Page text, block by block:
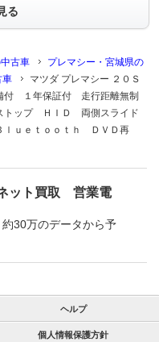
る
古車
プレマシー・宮城県の
車
マツダ プレマシー ２０Ｓ
付 １年保証付 走行距離無制
ップ ＨＩＤ 両側スライド
ｕｅｔｏｏｔｈ ＤＶＤ再
ット買取 営業電
約30万のデータから予
ヘルプ
個人情報保護方針